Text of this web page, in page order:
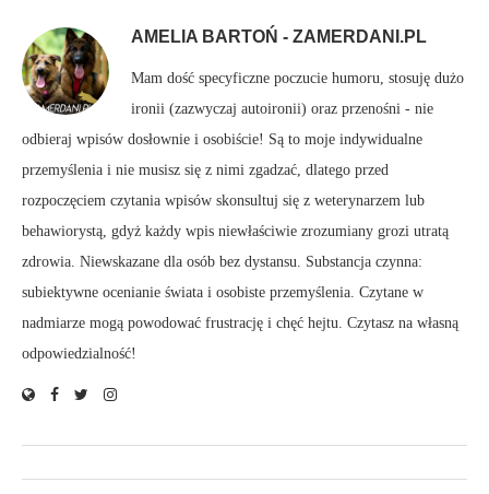
AMELIA BARTOŃ - ZAMERDANI.PL
Mam dość specyficzne poczucie humoru, stosuję dużo
ironii (zazwyczaj autoironii) oraz przenośni - nie
odbieraj wpisów dosłownie i osobiście! Są to moje indywidualne
przemyślenia i nie musisz się z nimi zgadzać, dlatego przed
rozpoczęciem czytania wpisów skonsultuj się z weterynarzem lub
behawiorystą, gdyż każdy wpis niewłaściwie zrozumiany grozi utratą
zdrowia. Niewskazane dla osób bez dystansu. Substancja czynna:
subiektywne ocenianie świata i osobiste przemyślenia. Czytane w
nadmiarze mogą powodować frustrację i chęć hejtu. Czytasz na własną
odpowiedzialność!